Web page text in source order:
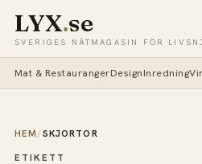
LYX.se
SVERIGES NÄTMAGASIN FÖR
Mat & RestaurangerDesignInredning
HEM / SKJORTOR
ETIKETT